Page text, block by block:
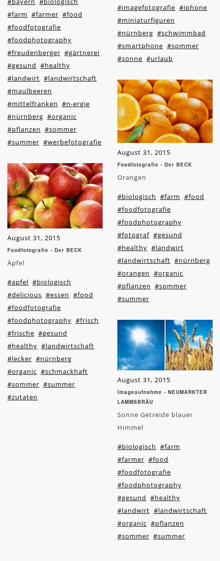
#farm #farmer #food
#foodfotografie
#foodphotography
#freudenberger #gärtnerei
#gesund #healthy
#landwirt #landwirtschaft
#maulbeeren
#mittelfranken #n-ergie
#nürnberg #organic
#pflanzen #sommer
#summer #werbefotografie
August 31, 2015
Foodfotografie - Der BECK
Äpfel
#apfel #biologisch
#delicious #essen #food
#foodfotografie
#foodphotography #frisch
#frische #gesund
#healthy #landwirtschaft
#lecker #nürnberg
#organic #schmackhaft
#sommer #summer
#zutaten
#imagefotografie #iphone
#miniaturfiguren
#nürnberg #schwimmbad
#smartphone #sommer
#sonne #urlaub
August 31, 2015
Foodfotografie - Der BECK
Orangen
#biologisch #farm #food
#foodfotografie
#foodphotography
#fotograf #gesund
#healthy #landwirt
#landwirtschaft #nürnberg
#orangen #organic
#pflanzen #sommer
#summer
August 31, 2015
Imageaufnahme - NEUMARKTER
LAMMSBRÄU
Sonne Getreide blauer
Himmel
#biologisch #farm
#farmer #food
#foodfotografie
#foodphotography
#gesund #healthy
#landwirt #landwirtschaft
#organic #pflanzen
#sommer #summer